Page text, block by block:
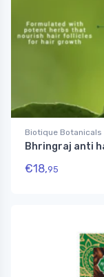
Biotique Botanicals
Bhringraj anti
€18,95